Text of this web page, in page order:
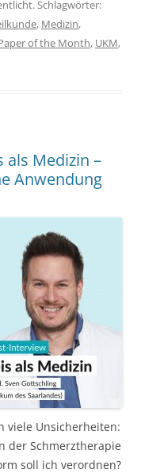
Unsicherheiten:
Schmerztherapie
soll ich verordnen?
zu
und
gemeinsam mit
Grund gegangen.
und setzt
ein. Er erklärt,
profitieren